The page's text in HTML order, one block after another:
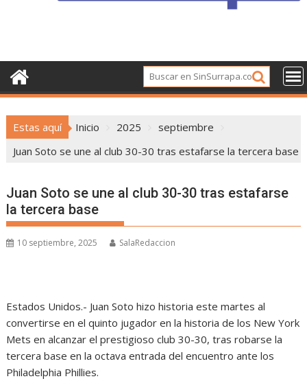
Estas aquí Inicio 2025
septiembre
Juan Soto se une al club 30-30 tras estafarse la tercera base
Juan Soto se une al club 30-30 tras estafarse
la tercera base
10 septiembre, 2025 SalaRedaccion
Estados Unidos.- Juan Soto hizo historia este martes al
convertirse en el quinto jugador en la historia de los New York
Mets en alcanzar el prestigioso club 30-30, tras robarse la
tercera base en la octava entrada del encuentro ante los
Philadelphia Phillies.